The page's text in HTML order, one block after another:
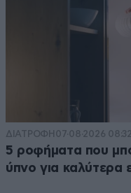
ΔΙΑΤΡΟΦΗ 07·08·2026 08:32
5 ροφήματα που
ύπνο για καλύτερα